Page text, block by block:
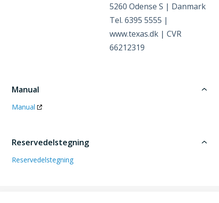
5260 Odense S | Danmark
Tel. 6395 5555 |
www.texas.dk | CVR
66212319
Manual
Manual
Reservedelstegning
Reservedelstegning